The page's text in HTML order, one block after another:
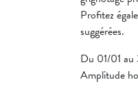
Profitez
suggérées.
Du 01/01 au
Amplitude